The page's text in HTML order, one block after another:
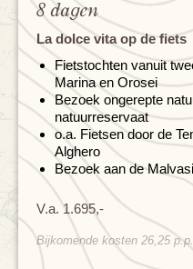
8 dagen
La dolce vita op de fiets
Fietstochten vanuit
Marina en Orosei
Bezoek ongerepte
natuurreservaat
o.a. Fietsen door de
Alghero
Bezoek aan de
V.a. 1.695,-
Bijkomende kosten 26,25